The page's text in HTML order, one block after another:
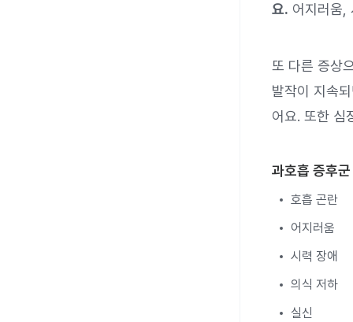
요. 어지러움,
또 다른 증상
발작이 지속
어요. 또한 심
과호흡 증후
호흡 곤란
어지러움
시력 장애
의식 저하
실신